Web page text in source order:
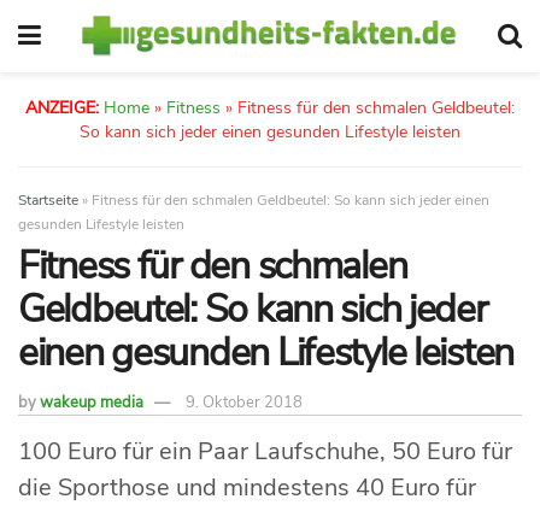
ANZEIGE: Home » Fitness » Fitness für den schmalen Geldbeutel:
So kann sich jeder einen gesunden Lifestyle leisten
Startseite » Fitness für den schmalen Geldbeutel: So kann sich jeder einen
gesunden Lifestyle leisten
Fitness für den schmalen
Geldbeutel: So kann sich jeder
einen gesunden Lifestyle leisten
bywakeup media 9. Oktober 2018
100 Euro für ein Paar Laufschuhe, 50 Euro für
die Sporthose und mindestens 40 Euro für